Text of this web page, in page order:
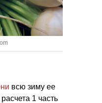
всю зиму ее
1 часть